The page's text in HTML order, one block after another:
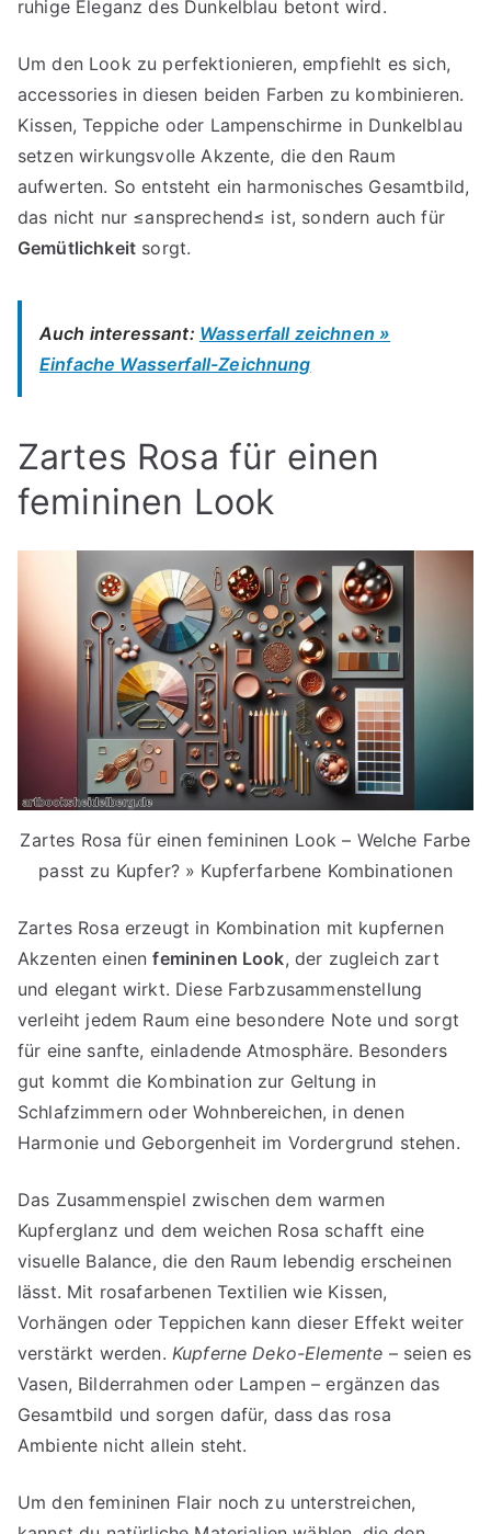
ruhige Eleganz des Dunkelblau betont wird.
Um den Look zu perfektionieren, empfiehlt es sich,
accessories in diesen beiden Farben zu kombinieren.
Kissen, Teppiche oder Lampenschirme in Dunkelblau
setzen wirkungsvolle Akzente, die den Raum
aufwerten. So entsteht ein harmonisches Gesamtbild,
das nicht nur ≤ansprechend≤ ist, sondern auch für
Gemütlichkeit sorgt.
Auch interessant: Wasserfall zeichnen »
Einfache Wasserfall-Zeichnung
Zartes Rosa für einen
femininen Look
Zartes Rosa für einen femininen Look – Welche Farbe
passt zu Kupfer? » Kupferfarbene Kombinationen
Zartes Rosa erzeugt in Kombination mit kupfernen
Akzenten einenfemininen Look, der zugleich zart
und elegant wirkt. Diese Farbzusammenstellung
verleiht jedem Raum eine besondere Note und sorgt
für eine sanfte, einladende Atmosphäre. Besonders
gut kommt die Kombination zur Geltung in
Schlafzimmern oder Wohnbereichen, in denen
Harmonie und Geborgenheit im Vordergrund stehen.
Das Zusammenspiel zwischen dem warmen
Kupferglanz und dem weichen Rosa schafft eine
visuelle Balance, die den Raum lebendig erscheinen
lässt. Mit rosafarbenen Textilien wie Kissen,
Vorhängen oder Teppichen kann dieser Effekt weiter
verstärkt werden. Kupferne Deko-Elemente – seien es
Vasen, Bilderrahmen oder Lampen – ergänzen das
Gesamtbild und sorgen dafür, dass das rosa
Ambiente nicht allein steht.
Um den femininen Flair noch zu unterstreichen,